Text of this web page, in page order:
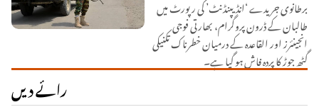
برطانوی جریدے ‘انڈیپنڈنٹ’ کی رپورٹ میں
طالبان کے ڈرون پروگرام، بھارتی فوجی
انجینئرز اور القاعدہ کے درمیان خطرناک تکنیکی
گٹھ جوڑ کا پردہ فاش ہو گیا ہے۔
رائے دیں